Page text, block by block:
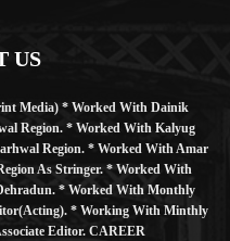
US
Media) * Worked With Dainik
Region. * Worked With Kalyug
Region. * Worked With Amar
As Stringer. * Worked With
* Worked With Monthly
* Working With Minthly
Editor. CAREER